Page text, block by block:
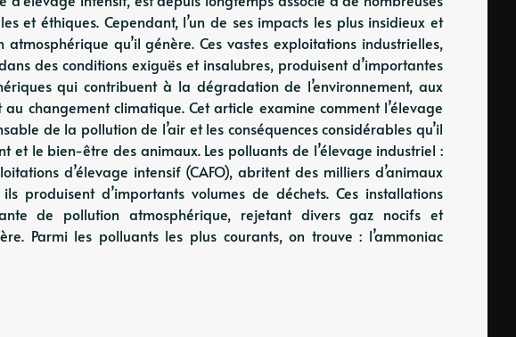
et éthiques. Cependant, l’un de ses impacts les plus insidieux et
qu’il génère. Ces vastes exploitations industrielles,
des conditions exiguës et insalubres, produisent d’importantes
qui contribuent à la dégradation de l’environnement, aux
changement climatique. Cet article examine comment l’élevage
de la pollution de l’air et les conséquences considérables qu’il
et le bien-être des animaux. Les polluants de l’élevage industriel :
d’élevage intensif (CAFO), abritent des milliers d’animaux
produisent d’importants volumes de déchets. Ces installations
de pollution atmosphérique, rejetant divers gaz nocifs et
Parmi les polluants les plus courants, on trouve : l’ammoniac